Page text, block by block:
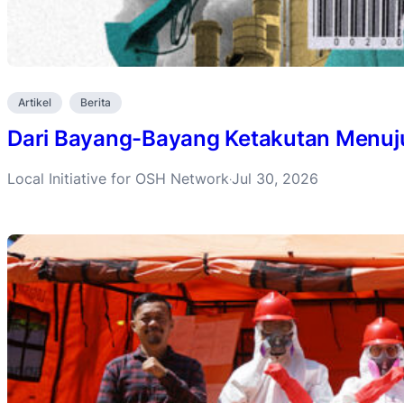
Artikel Berita
Dari Bayang-Bayang Ketakutan
Local Initiative for OSH Network·Jul 30, 2026